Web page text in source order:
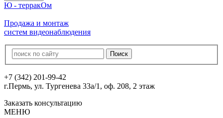
Ю - терракОм
Продажа и монтаж
систем видеонаблюдения
+7 (342) 201-99-42
г.Пермь, ул. Тургенева 33а/1, оф. 208, 2 этаж
Заказать консультацию
МЕНЮ